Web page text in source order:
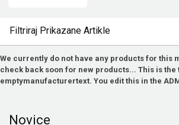
Filtriraj Prikazane Artikle
We currently do not have any products for this
check back soon for new products... This is the
emptymanufacturertext. You edit this in the
Novice